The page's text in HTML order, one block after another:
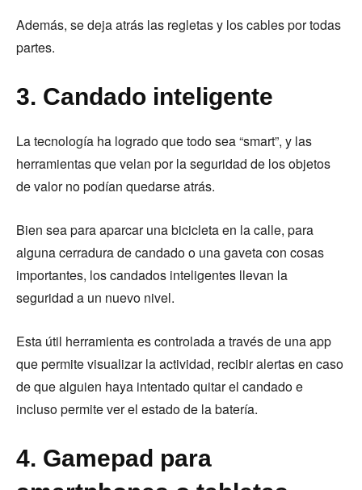
Además, se deja atrás las regletas y los cables por todas
partes.
3. Candado inteligente
La tecnología ha logrado que todo sea “smart”, y las
herramientas que velan por la seguridad de los objetos
de valor no podían quedarse atrás.
Bien sea para aparcar una bicicleta en la calle, para
alguna cerradura de candado o una gaveta con cosas
importantes, los candados inteligentes llevan la
seguridad a un nuevo nivel.
Esta útil herramienta es controlada a través de una app
que permite visualizar la actividad, recibir alertas en caso
de que alguien haya intentado quitar el candado e
incluso permite ver el estado de la batería.
4. Gamepad para